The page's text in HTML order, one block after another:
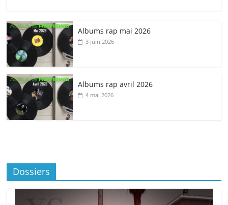
Albums rap mai 2026
3 juin 2026
Albums rap avril 2026
4 mai 2026
Dossiers